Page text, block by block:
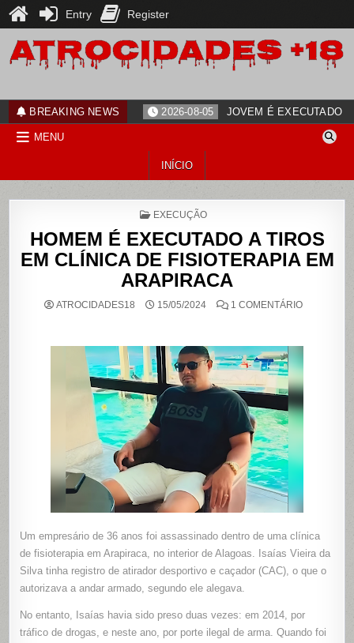
content
BREAKING NEWS 2026-08-05 JOVEM É EXECUTADO
MENU
INÍCIO
POSTED
EXECUÇÃO
HOMEM É EXECUTADO A TIROS
EM CLÍNICA DE FISIOTERAPIA EM
ARAPIRACA
ATROCIDADES18 15/05/2024 1 COMENTÁRIOEM
CLÍNICA
DE
Um empresário de 36 anos foi assassinado dentro de uma clínica
de fisioterapia em Arapiraca, no interior de Alagoas. Isaías Vieira da
Silva tinha registro de atirador desportivo e caçador (CAC), o que o
autorizava a andar armado, segundo ele alegava.
No entanto, Isaías havia sido preso duas vezes: em 2014, por
tráfico de drogas, e neste ano, por porte ilegal de arma. Quando foi
Entry Register